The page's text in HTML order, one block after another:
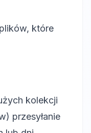
które
kolekcji
przesyłanie